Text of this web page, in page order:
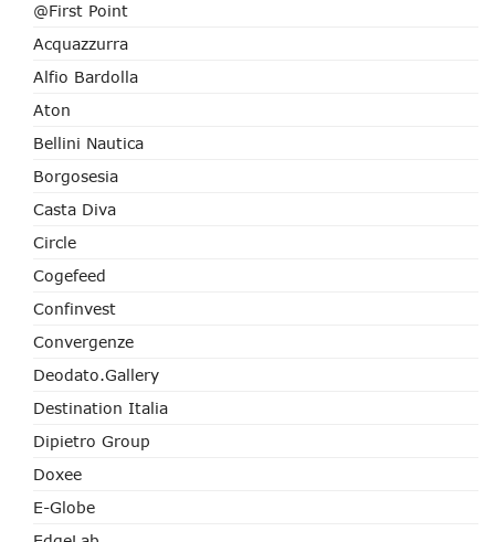
@First Point
Acquazzurra
Alfio Bardolla
Aton
Bellini Nautica
Borgosesia
Casta Diva
Circle
Cogefeed
Confinvest
Convergenze
Deodato.Gallery
Destination Italia
Dipietro Group
Doxee
E-Globe